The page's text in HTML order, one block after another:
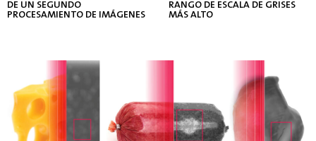
DE UN SEGUNDO
PROCESAMIENTO DE IMÁGENES
RANGO DE ESCALA DE GRISES
MÁS ALTO